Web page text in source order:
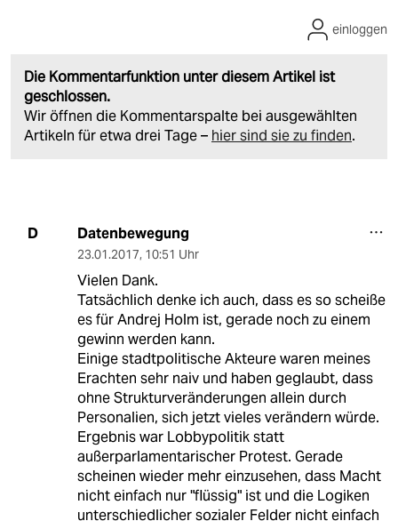
Die Kommentarfunktion unter diesem Artikel ist
geschlossen.
Wir öffnen die Kommentarspalte bei ausgewählten
Artikeln für etwa drei Tage – hier sind sie zu finden.
einloggen
D Datenbewegung
23.01.2017, 10:51 Uhr
Vielen Dank.
Tatsächlich denke ich auch, dass es so scheiße
es für Andrej Holm ist, gerade noch zu einem
gewinn werden kann.
Einige stadtpolitische Akteure waren meines
Erachten sehr naiv und haben geglaubt, dass
ohne Strukturveränderungen allein durch
Personalien, sich jetzt vieles verändern würde.
Ergebnis war Lobbypolitik statt
außerparlamentarischer Protest. Gerade
scheinen wieder mehr einzusehen, dass Macht
nicht einfach nur "flüssig" ist und die Logiken
unterschiedlicher sozialer Felder nicht einfach